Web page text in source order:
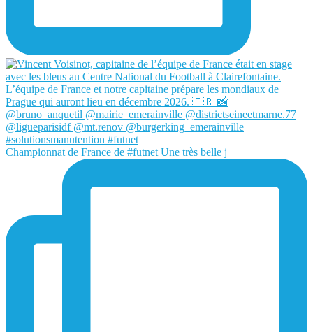
Championnat de France de #futnet Une très belle j